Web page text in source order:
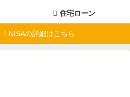
住宅ローン
NISAの詳細はこちら